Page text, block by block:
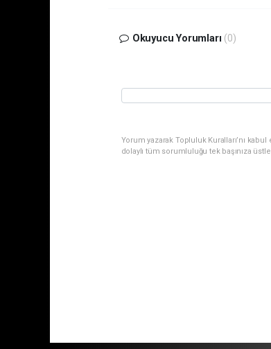
Okuyucu Yorumları (0)
Yorum yazarak Topluluk Kuralları’nı
dolaylı tüm sorumluluğu tek başınıza